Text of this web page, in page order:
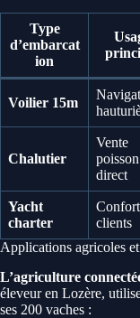
Type
d’embarcat
ion
Voilier 15m
Chalutier
Vente
direct
Yacht
charter
Confort
clients
Applications agricoles
L’agriculture
éleveur en Lozère,
ses 200 vaches :